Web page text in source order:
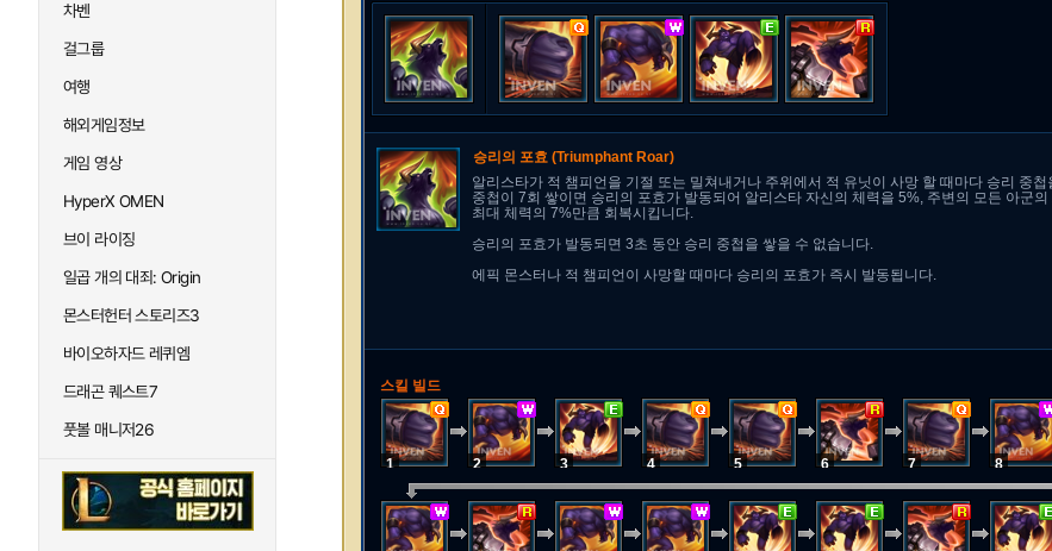
차벤
걸그룹
여행
해외게임정보
게임 영상
HyperX OMEN
브이 라이징
일곱 개의 대죄: Origin
몬스터헌터 스토리즈3
바이오하자드 레퀴엠
드래곤 퀘스트7
풋볼 매니저26
승리의 포효 (Triumphant Roar)
알리스타가 적 챔피언을 기절 또는 밀쳐내거나 주위에서 적 유닛이 사망 할 때마다 승리 중첩
중첩이 7회 쌓이면 승리의 포효가 발동되어 알리스타 자신의 체력을 5%, 주변의 모든 아군
최대 체력의 7%만큼 회복시킵니다.
승리의 포효가 발동되면 3초 동안 승리 중첩을 쌓을 수 없습니다.
에픽 몬스터나 적 챔피언이 사망할 때마다 승리의 포효가 즉시 발동됩니다.
스킬 빌드
1 2 3 4 5 6 7 8